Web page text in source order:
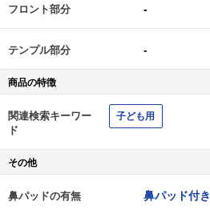
フロント部分 -
テンプル部分 -
商品の特徴
関連検索キーワー
ド
子ども用
その他
鼻パッドの有無 鼻パッド付き